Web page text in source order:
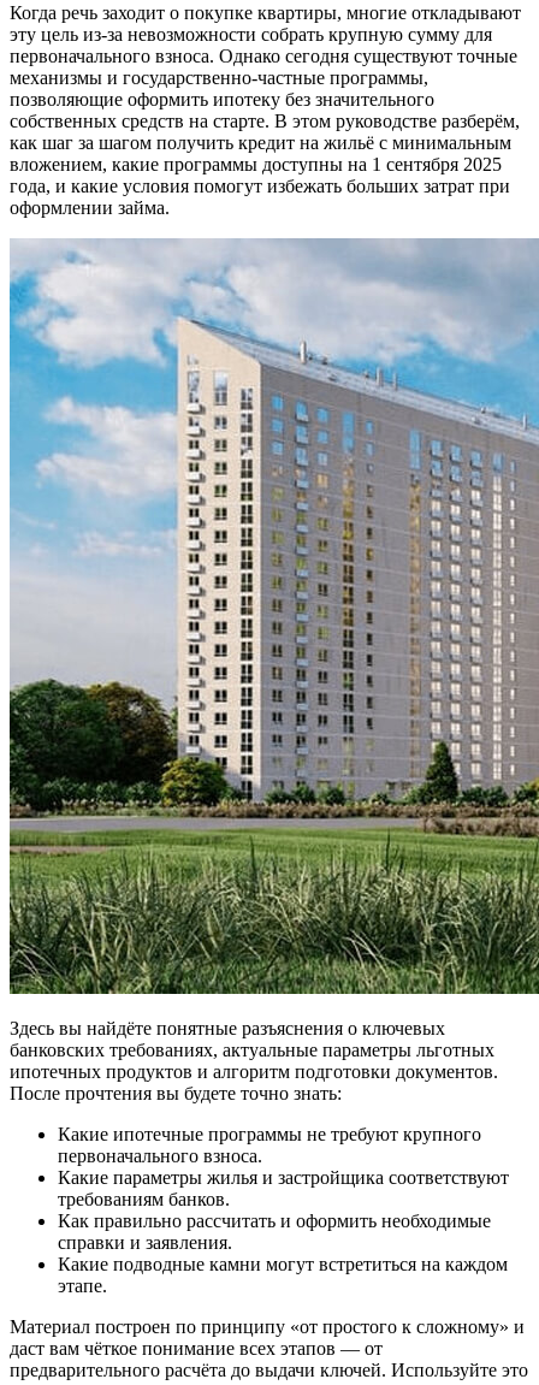
Когда речь заходит о покупке квартиры, многие откладывают
эту цель из-за невозможности собрать крупную сумму для
первоначального взноса. Однако сегодня существуют точные
механизмы и государственно-частные программы,
позволяющие оформить ипотеку без значительного
собственных средств на старте. В этом руководстве разберём,
как шаг за шагом получить кредит на жильё с минимальным
вложением, какие программы доступны на 1 сентября 2025
года, и какие условия помогут избежать больших затрат при
оформлении займа.
Здесь вы найдёте понятные разъяснения о ключевых
банковских требованиях, актуальные параметры льготных
ипотечных продуктов и алгоритм подготовки документов.
После прочтения вы будете точно знать:
Какие ипотечные программы не требуют крупного
первоначального взноса.
Какие параметры жилья и застройщика соответствуют
требованиям банков.
Как правильно рассчитать и оформить необходимые
справки и заявления.
Какие подводные камни могут встретиться на каждом
этапе.
Материал построен по принципу «от простого к сложному» и
даст вам чёткое понимание всех этапов — от
предварительного расчёта до выдачи ключей. Используйте это